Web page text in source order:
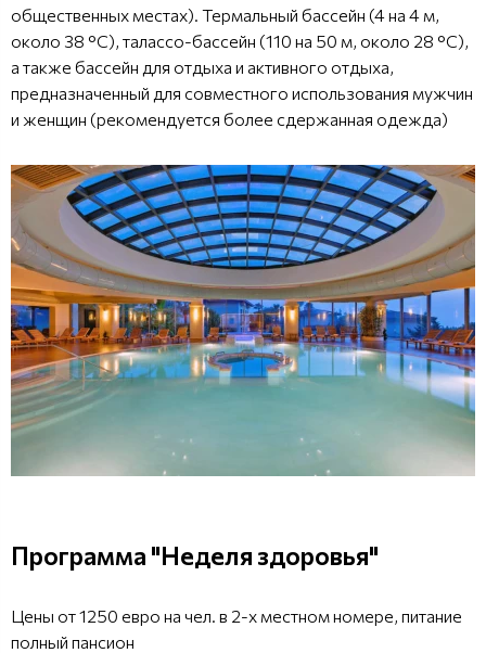
общественных местах). Термальный бассейн (4 на 4 м,
около 38 °C), талассо-бассейн (110 на 50 м, около 28 °C),
а также бассейн для отдыха и активного отдыха,
предназначенный для совместного использования мужчин
и женщин (рекомендуется более сдержанная одежда)
Программа "Неделя здоровья"
Цены от 1250 евро на чел. в 2-х местном номере, питание
полный пансион